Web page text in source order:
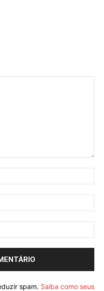
spam. Saiba como seus